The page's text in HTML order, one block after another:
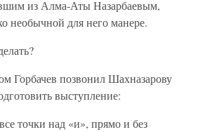
из Алма-Аты Назарбаевым,
необычной для него манере.
Горбачев позвонил Шахназарову
выступление:
точки над «и», прямо и без